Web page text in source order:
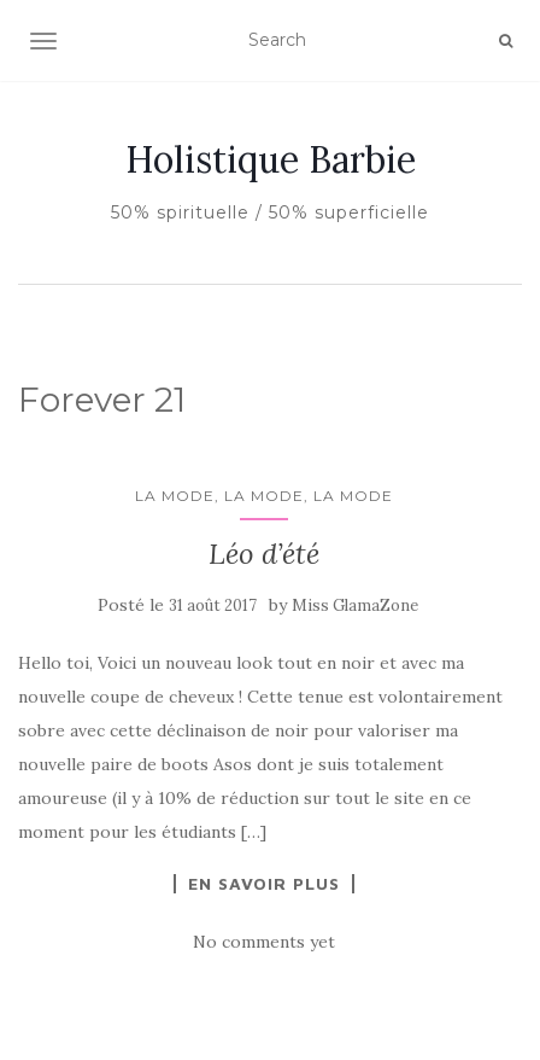
AFFICHER/MASQUER LA NAVIGATION
Holistique Barbie
50% spirituelle / 50% superficielle
Forever 21
LA MODE, LA MODE, LA MODE
Léo d’été
Posté le 31 août 2017 by Miss GlamaZone
Hello toi, Voici un nouveau look tout en noir et avec ma
nouvelle coupe de cheveux ! Cette tenue est volontairement
sobre avec cette déclinaison de noir pour valoriser ma
nouvelle paire de boots Asos dont je suis totalement
amoureuse (il y à 10% de réduction sur tout le site en ce
moment pour les étudiants […]
EN SAVOIR PLUS
No comments yet